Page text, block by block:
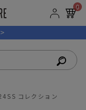
0
コレクション